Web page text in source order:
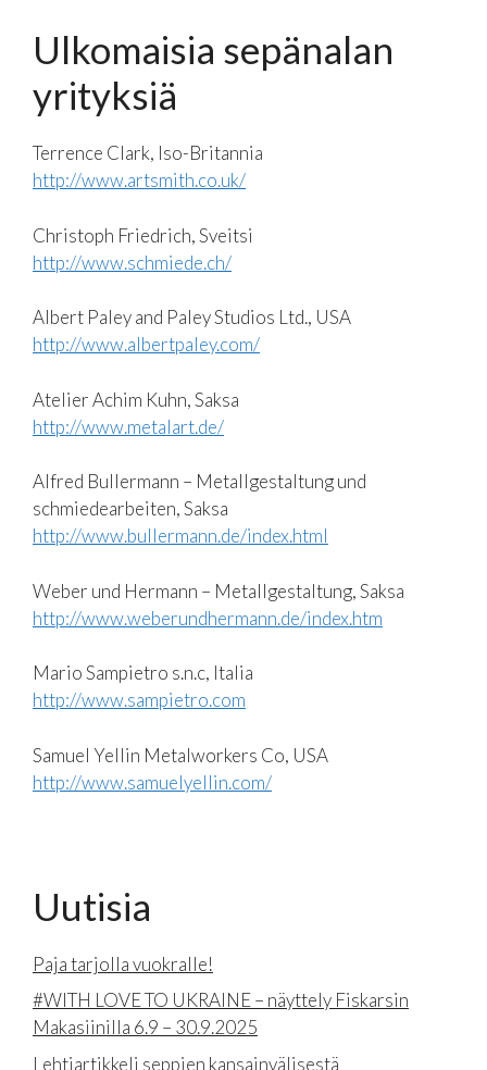
Ulkomaisia sepänalan
yrityksiä
Terrence Clark, Iso-Britannia
http://www.artsmith.co.uk/
Christoph Friedrich, Sveitsi
http://www.schmiede.ch/
Albert Paley and Paley Studios Ltd., USA
http://www.albertpaley.com/
Atelier Achim Kuhn, Saksa
http://www.metalart.de/
Alfred Bullermann – Metallgestaltung und
schmiedearbeiten, Saksa
http://www.bullermann.de/index.html
Weber und Hermann – Metallgestaltung, Saksa
http://www.weberundhermann.de/index.htm
Mario Sampietro s.n.c, Italia
http://www.sampietro.com
Samuel Yellin Metalworkers Co, USA
http://www.samuelyellin.com/
Uutisia
Paja tarjolla vuokralle!
#WITH LOVE TO UKRAINE – näyttely Fiskarsin
Makasiinilla 6.9 – 30.9.2025
Lehtiartikkeli seppien kansainvälisestä